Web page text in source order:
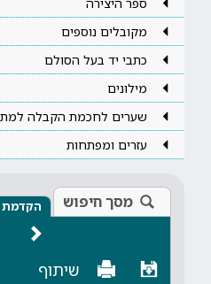
מקובלים נוספים
כתבי יד בעל הסולם
מילונים
שערים לחכמת הקבלה
עזרים ומפתחות
מסך חיפוש הקדמת
שיתוף